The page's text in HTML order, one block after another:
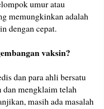
umur atau
memungkinkan adalah
dengan cepat.
vaksin?
dan para ahli bersatu
mengklaim telah
masih ada masalah